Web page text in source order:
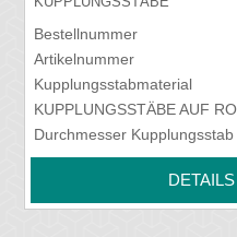
Bestellnummer
Artikelnummer
Kupplungsstabmaterial
KUPPLUNGSSTÄBE AUF
Durchmesser